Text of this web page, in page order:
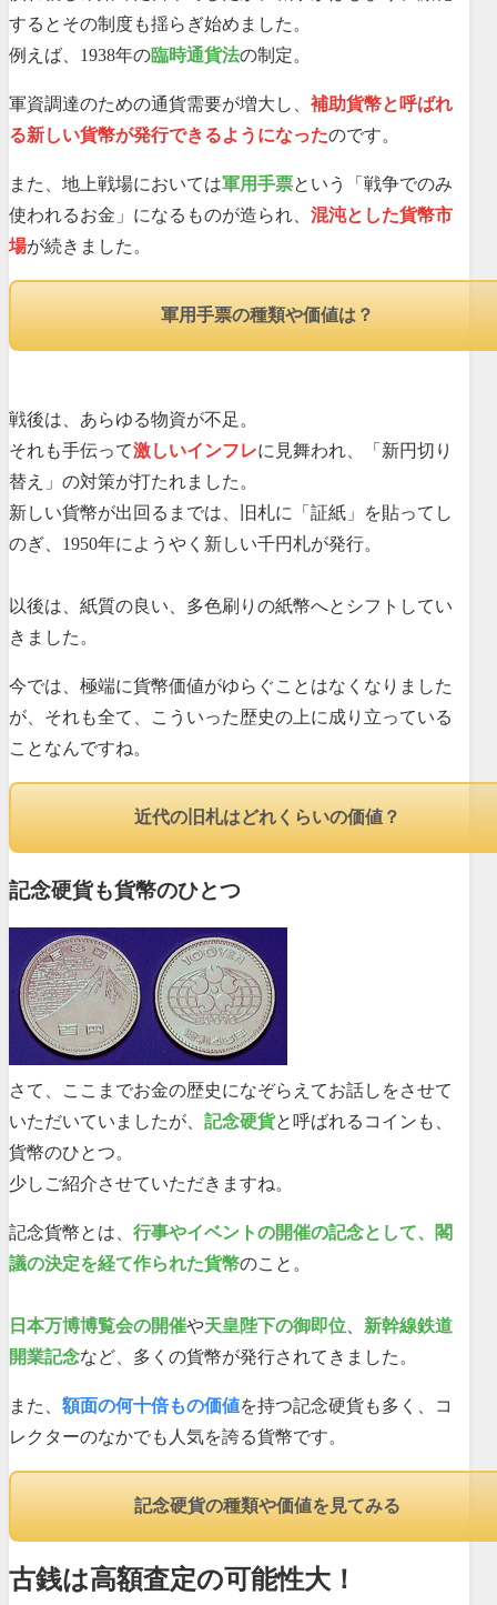
するとその制度も揺らぎ始めました。
例えば、1938年の臨時通貨法の制定。
軍資調達のための通貨需要が増大し、 補助貨幣と呼ばれ
る新しい貨幣が発行できるようになったのです。
また、地上戦場においては軍用手票という「戦争でのみ
使われるお金」になるものが造られ、 混沌とした貨幣市
場が続きました。
軍用手票の種類や価値は？
戦後は、あらゆる物資が不足。
それも手伝って激しいインフレに見舞われ、「新円切り
替え」の対策が打たれました。
新しい貨幣が出回るまでは、旧札に「証紙」を貼ってし
のぎ、1950年にようやく新しい千円札が発行。
以後は、紙質の良い、多色刷りの紙幣へとシフトしてい
きました。
今では、極端に貨幣価値がゆらぐことはなくなりました
が、それも全て、こういった歴史の上に成り立っている
ことなんですね。
近代の旧札はどれくらいの価値？
記念硬貨も貨幣のひとつ
さて、ここまでお金の歴史になぞらえてお話しをさせて
いただいていましたが、 記念硬貨と呼ばれるコインも、
貨幣のひとつ。
少しご紹介させていただきますね。
記念貨幣とは、 行事やイベントの開催の記念として、閣
議の決定を経て作られた貨幣のこと。
日本万博博覧会の開催や天皇陛下の御即位
新幹線鉄道
開業記念など、多くの貨幣が発行されてきました。
また、 額面の何十倍もの価値を持つ記念硬貨も多く、コ
レクターのなかでも人気を誇る貨幣です。
記念硬貨の種類や価値を見てみる
古銭は高額査定の可能性大！